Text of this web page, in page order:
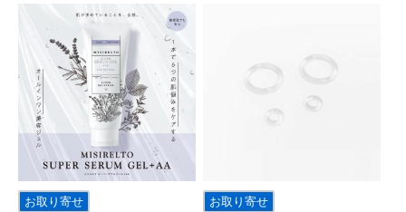
お取り寄せ お取り寄せ